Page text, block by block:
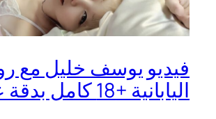
فيديو يوسف خليل مع
اليابانية +18 كامل بدقة عالية